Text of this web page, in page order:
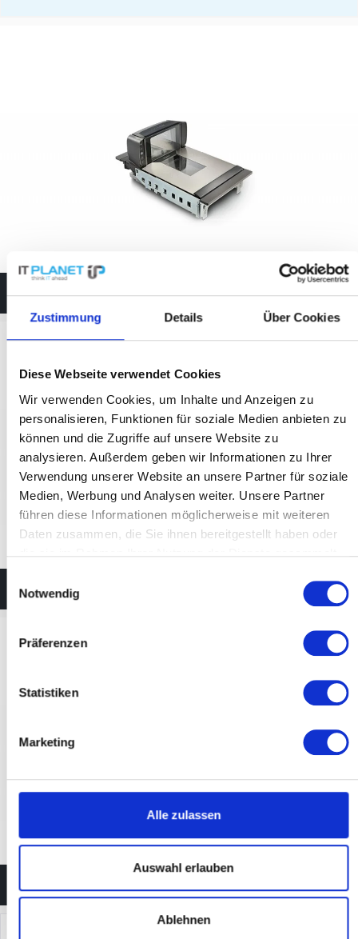
Zustimmung Details Über Cookies
Diese Webseite verwendet Cookies
Wir verwenden Cookies, um Inhalte und Anzeigen zu
personalisieren, Funktionen für soziale Medien anbieten zu
können und die Zugriffe auf unsere Website zu
analysieren. Außerdem geben wir Informationen zu Ihrer
Verwendung unserer Website an unsere Partner für soziale
Medien, Werbung und Analysen weiter. Unsere Partner
führen diese Informationen möglicherweise mit weiteren
Daten zusammen, die Sie ihnen bereitgestellt haben oder
Notwendig
Präferenzen
Statistiken
Marketing
Alle zulassen
Auswahl erlauben
Ablehnen
Datalogic Kassen-Scanner